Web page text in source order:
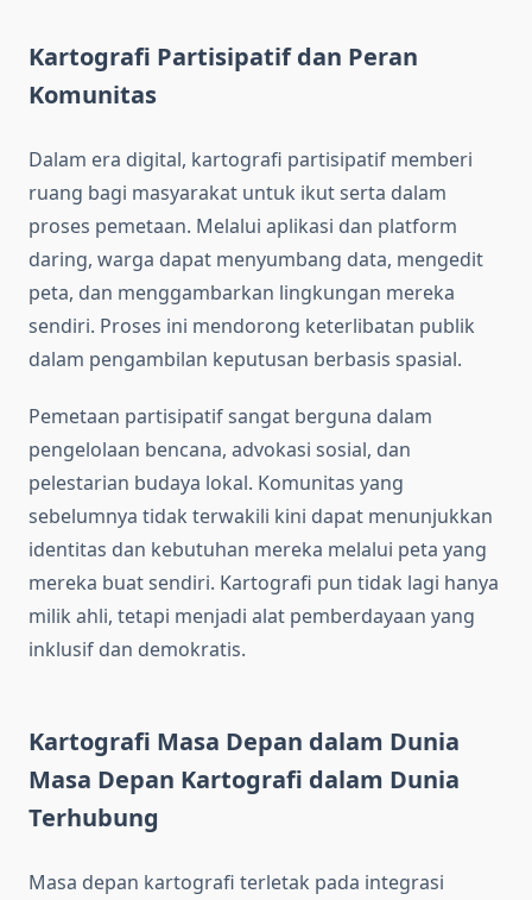
Kartografi Partisipatif dan Peran
Komunitas
Dalam era digital, kartografi partisipatif memberi
ruang bagi masyarakat untuk ikut serta dalam
proses pemetaan. Melalui aplikasi dan platform
daring, warga dapat menyumbang data, mengedit
peta, dan menggambarkan lingkungan mereka
sendiri. Proses ini mendorong keterlibatan publik
dalam pengambilan keputusan berbasis spasial.
Pemetaan partisipatif sangat berguna dalam
pengelolaan bencana, advokasi sosial, dan
pelestarian budaya lokal. Komunitas yang
sebelumnya tidak terwakili kini dapat menunjukkan
identitas dan kebutuhan mereka melalui peta yang
mereka buat sendiri. Kartografi pun tidak lagi hanya
milik ahli, tetapi menjadi alat pemberdayaan yang
inklusif dan demokratis.
Kartografi Masa Depan dalam Dunia
Masa Depan Kartografi dalam Dunia
Terhubung
Masa depan kartografi terletak pada integrasi